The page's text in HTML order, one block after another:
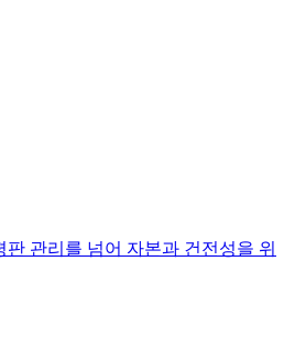
판 관리를 넘어 자본과 건전성을 위